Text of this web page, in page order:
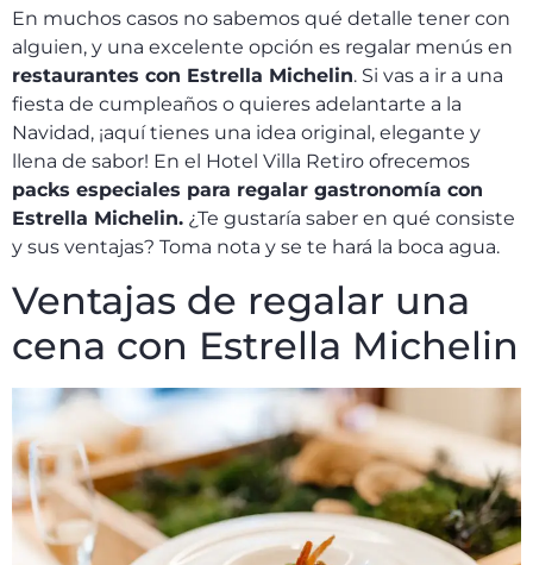
En muchos casos no sabemos qué detalle tener con
alguien, y una excelente opción es regalar menús en
restaurantes con Estrella Michelin. Si vas a ir a una
fiesta de cumpleaños o quieres adelantarte a la
Navidad, ¡aquí tienes una idea original, elegante y
llena de sabor! En el Hotel Villa Retiro ofrecemos
packs especiales para regalar gastronomía con
Estrella Michelin. ¿Te gustaría saber en qué consiste
y sus ventajas? Toma nota y se te hará la boca agua.
Ventajas de regalar una
cena con Estrella Michelin